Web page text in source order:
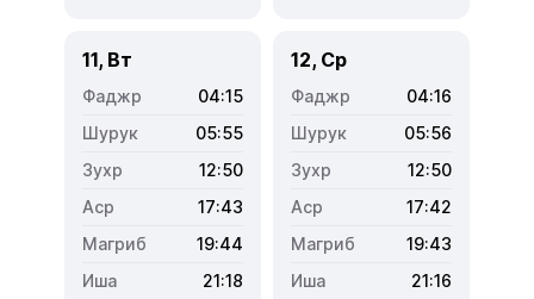
11, Вт
04:15
05:55
12:50
17:43
19:44
21:18
12, Ср
04:16
05:56
12:50
17:42
19:43
21:16